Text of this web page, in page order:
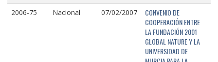
2006-75 Nacional 07/02/2007
CONVENIO DE
COOPERACIÓN ENTRE
LA FUNDACIÓN 2001
GLOBAL NATURE Y LA
UNIVERSIDAD DE